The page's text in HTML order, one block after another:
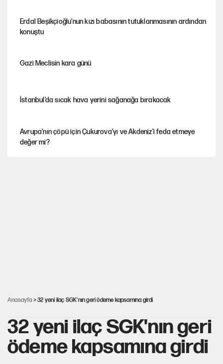
Erdal Beşikçioğlu'nun kızı babasının tutuklanmasının ardından
konuştu
Gazi Meclisin kara günü
İstanbul’da sıcak hava yerini sağanağa bırakacak
Avrupa'nın çöpü için Çukurova'yı ve Akdeniz'i feda etmeye
değer mi?
Anasayfa > 32 yeni ilaç SGK'nın geri ödeme kapsamına girdi
32 yeni ilaç SGK'nın geri
ödeme kapsamına girdi